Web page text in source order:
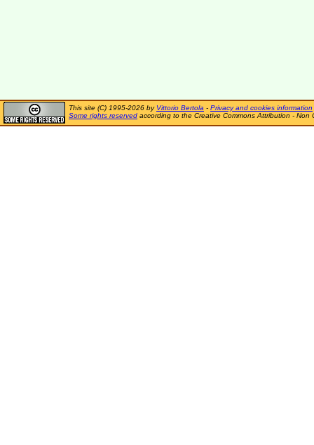
This site (C) 1995-2026 by Vittorio Bertola - Privacy and cookies information
Some rights reserved according to the Creative Commons Attribution - Non